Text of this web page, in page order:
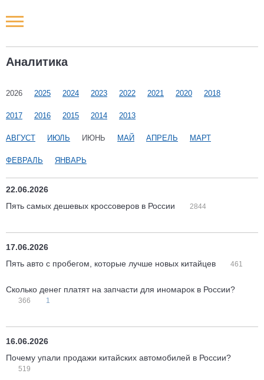
Аналитика
2026 2025 2024 2023 2022 2021 2020 2018
2017 2016 2015 2014 2013
АВГУСТ ИЮЛЬ ИЮНЬ МАЙ АПРЕЛЬ МАРТ
ФЕВРАЛЬ ЯНВАРЬ
22.06.2026
Пять самых дешевых кроссоверов в России
2844
17.06.2026
Пять авто с пробегом, которые лучше новых китайцев
461
Сколько денег платят на запчасти для иномарок в России?
366 1
16.06.2026
Почему упали продажи китайских автомобилей в России?
519
Новости РФ
Наши мероприятия
Статьи